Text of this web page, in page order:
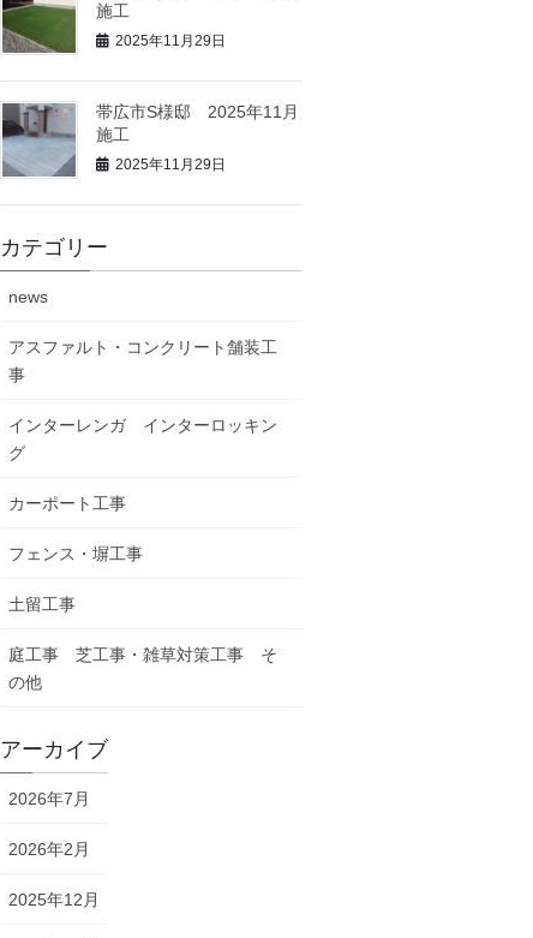
施工
2025年11月29日
帯広市S様邸 2025年11月
施工
2025年11月29日
カテゴリー
news
アスファルト・コンクリート舗装工
事
インターレンガ インターロッキン
グ
カーポート工事
フェンス・塀工事
土留工事
庭工事 芝工事・雑草対策工事 そ
の他
アーカイブ
2026年7月
2026年2月
2025年12月